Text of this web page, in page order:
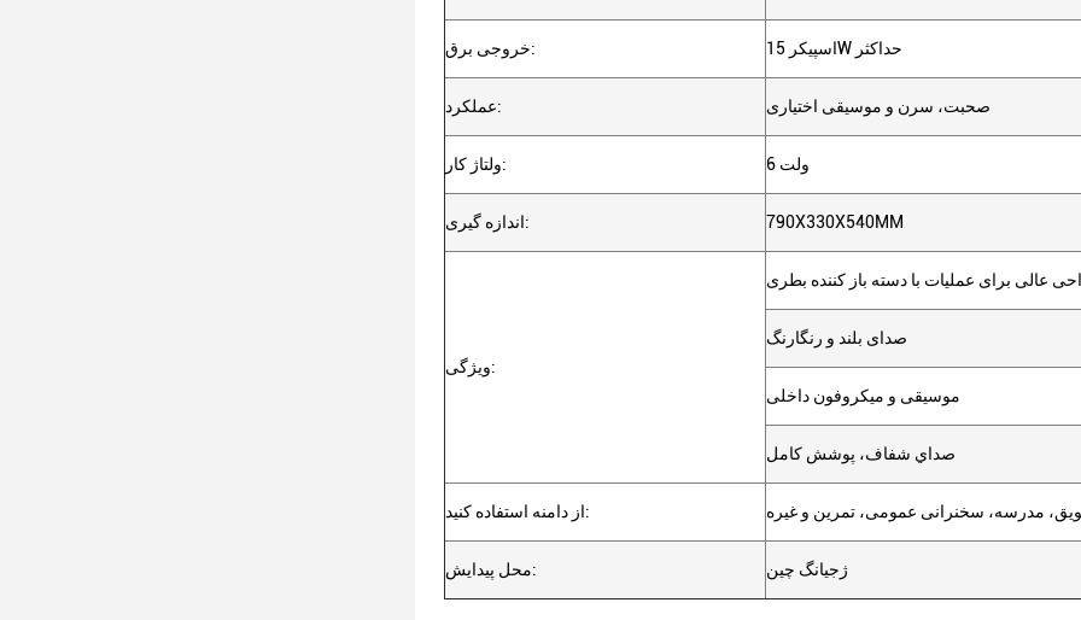
خروجی برق: اسپیکر 15W حداکثر
عملکرد: صحبت، سرن و موسیقی اختیاری
ولتاژ کار: 6 ولت
اندازه گیری: 790X330X540MM
ویژگی:
عالی برای عملیات با دسته باز کننده بطری
صدای بلند و رنگارنگ
موسیقی و میکروفون داخلی
صداي شفاف، پوشش کامل
از دامنه استفاده کنید: مدرسه، سخنرانی عمومی، تمرین و غیره
محل پیدایش: ژجیانگ چین